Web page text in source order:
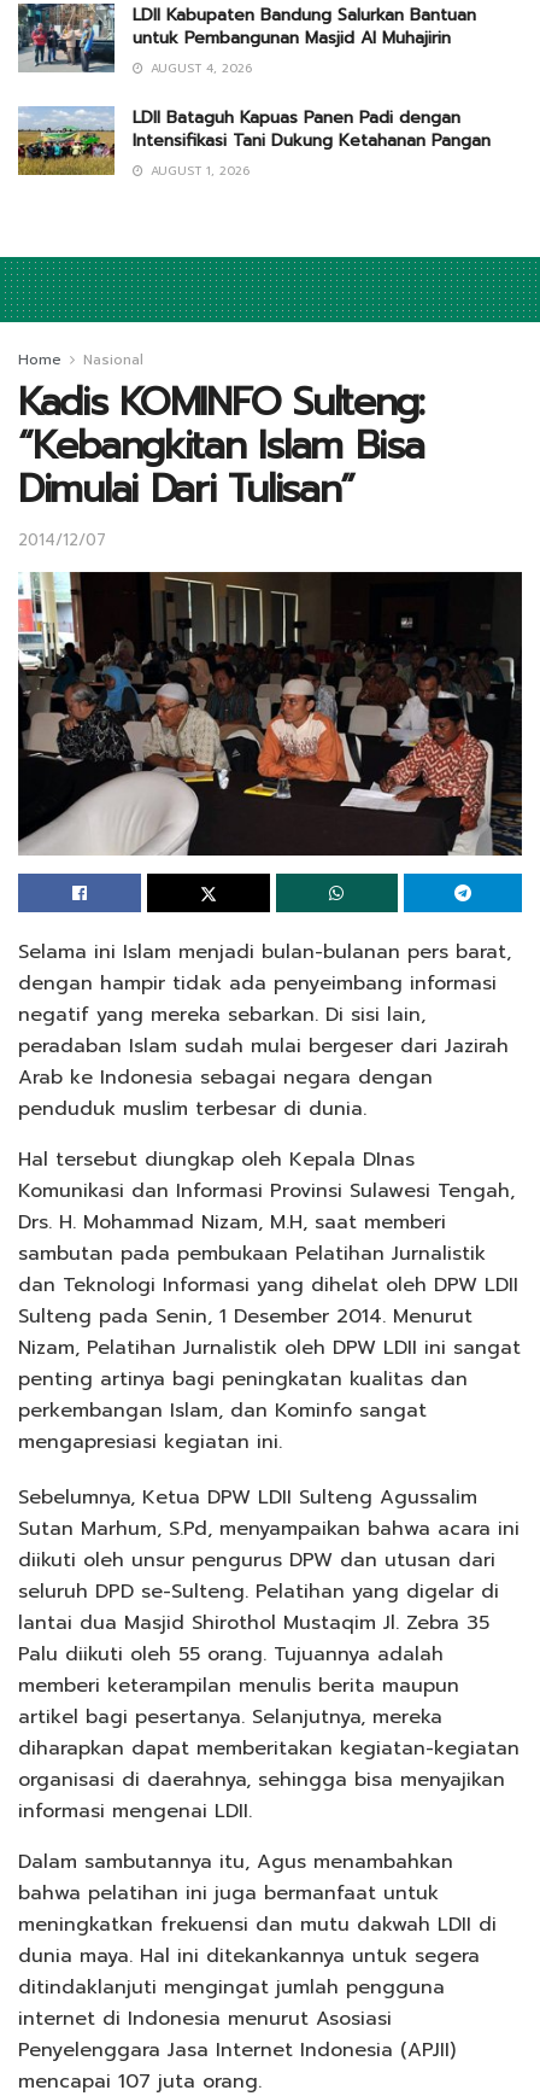
LDII Kabupaten Bandung Salurkan Bantuan
untuk Pembangunan Masjid Al Muhajirin
AUGUST 4, 2026
LDII Bataguh Kapuas Panen Padi dengan
Intensifikasi Tani Dukung Ketahanan Pangan
AUGUST 1, 2026
Home Nasional
Kadis KOMINFO Sulteng:
“Kebangkitan Islam Bisa
Dimulai Dari Tulisan”
2014/12/07
Selama ini Islam menjadi bulan-bulanan pers barat,
dengan hampir tidak ada penyeimbang informasi
negatif yang mereka sebarkan. Di sisi lain,
peradaban Islam sudah mulai bergeser dari Jazirah
Arab ke Indonesia sebagai negara dengan
penduduk muslim terbesar di dunia.
Hal tersebut diungkap oleh Kepala DInas
Komunikasi dan Informasi Provinsi Sulawesi Tengah,
Drs. H. Mohammad Nizam, M.H, saat memberi
sambutan pada pembukaan Pelatihan Jurnalistik
dan Teknologi Informasi yang dihelat oleh DPW LDII
Sulteng pada Senin, 1 Desember 2014. Menurut
Nizam, Pelatihan Jurnalistik oleh DPW LDII ini sangat
penting artinya bagi peningkatan kualitas dan
perkembangan Islam, dan Kominfo sangat
mengapresiasi kegiatan ini.
Sebelumnya, Ketua DPW LDII Sulteng Agussalim
Sutan Marhum, S.Pd, menyampaikan bahwa acara ini
diikuti oleh unsur pengurus DPW dan utusan dari
seluruh DPD se-Sulteng. Pelatihan yang digelar di
lantai dua Masjid Shirothol Mustaqim Jl. Zebra 35
Palu diikuti oleh 55 orang. Tujuannya adalah
memberi keterampilan menulis berita maupun
artikel bagi pesertanya. Selanjutnya, mereka
diharapkan dapat memberitakan kegiatan-kegiatan
organisasi di daerahnya, sehingga bisa menyajikan
informasi mengenai LDII.
Dalam sambutannya itu, Agus menambahkan
bahwa pelatihan ini juga bermanfaat untuk
meningkatkan frekuensi dan mutu dakwah LDII di
dunia maya. Hal ini ditekankannya untuk segera
ditindaklanjuti mengingat jumlah pengguna
internet di Indonesia menurut Asosiasi
Penyelenggara Jasa Internet Indonesia (APJII)
mencapai 107 juta orang.